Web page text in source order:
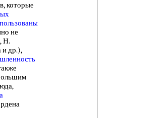
которые
не
Н.
и др.),